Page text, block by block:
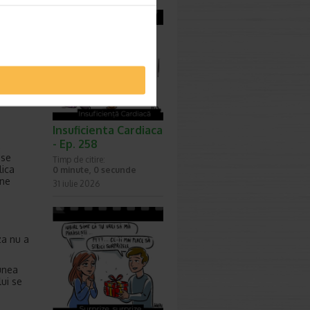
cu
de
nu a
se
Insuficienta Cardiaca
- Ep. 258
Timp de citire:
0 minute, 0 secunde
31 iulie 2026